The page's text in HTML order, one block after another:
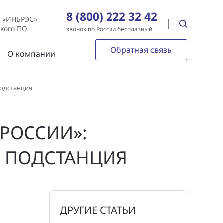
«ИНБРЭС»
ПО
8 (800) 222 32 42
звонок по России бесплатный
О компании Обратная связь
ДРУГИЕ СТАТЬИ